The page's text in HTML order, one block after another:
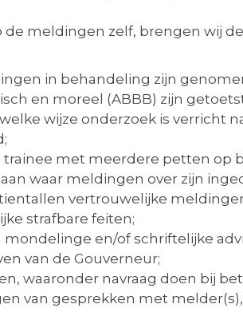
de meldingen zelf, brengen wij
in behandeling zijn
en moreel (ABBB) zijn
wijze onderzoek is verricht
trainee met meerdere petten
waar meldingen over zijn
vertrouwelijke
strafbare feiten;
en/of schriftelijke
van de Gouverneur;
waaronder navraag doen bij
van gesprekken met